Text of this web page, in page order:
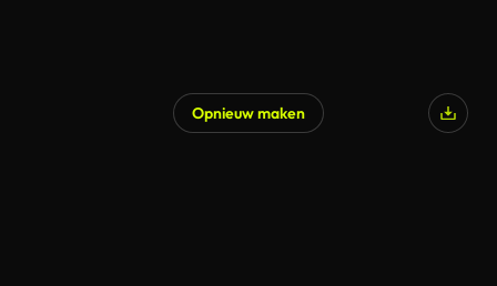
Opnieuw maken